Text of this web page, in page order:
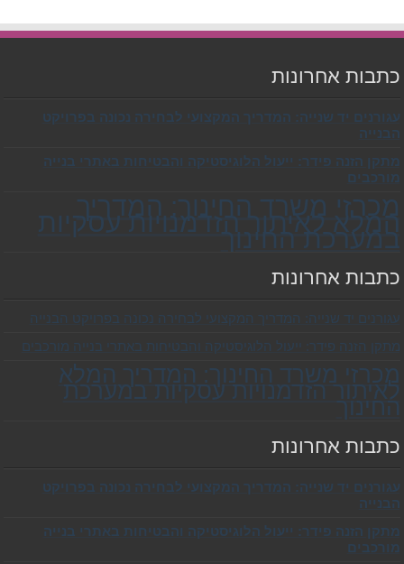
כתבות אחרונות
עגורנים יד שנייה: המדריך המקצועי לבחירה נכונה בפרויקט
הבנייה
מתקן הזנה פידר: ייעול הלוגיסטיקה והבטיחות באתרי בנייה
מורכבים
מכרזי משרד החינוך: המדריך
המלא לאיתור הזדמנויות עסקיות
במערכת החינוך
כתבות אחרונות
עגורנים יד שנייה: המדריך המקצועי לבחירה נכונה בפרויקט הבנייה
מתקן הזנה פידר: ייעול הלוגיסטיקה והבטיחות באתרי בנייה מורכבים
מכרזי משרד החינוך: המדריך המלא
לאיתור הזדמנויות עסקיות במערכת
החינוך
כתבות אחרונות
עגורנים יד שנייה: המדריך המקצועי לבחירה נכונה בפרויקט
הבנייה
מתקן הזנה פידר: ייעול הלוגיסטיקה והבטיחות באתרי בנייה
מורכבים